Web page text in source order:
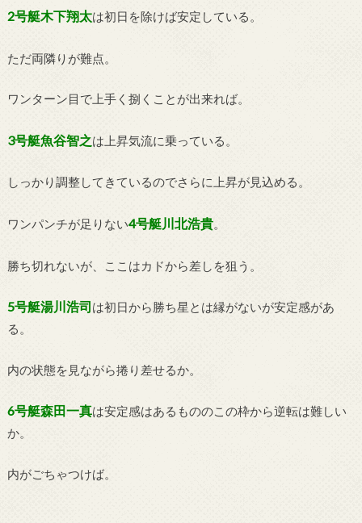
2号艇木下翔太は初日を除けば安定している。
ただ両隣りが難点。
ワンターン目で上手く捌くことが出来れば。
3号艇魚谷智之は上昇気流に乗っている。
しっかり調整してきているのでさらに上昇が見込める。
ワンパンチが足りない4号艇川北浩貴。
勝ち切れないが、ここはカドから差しを狙う。
5号艇湯川浩司は初日から勝ち星とは縁がないが安定感があ
る。
内の状態を見ながら捲り差せるか。
6号艇森田一真は安定感はあるもののこの枠から逆転は難しい
か。
内がごちゃつけば。